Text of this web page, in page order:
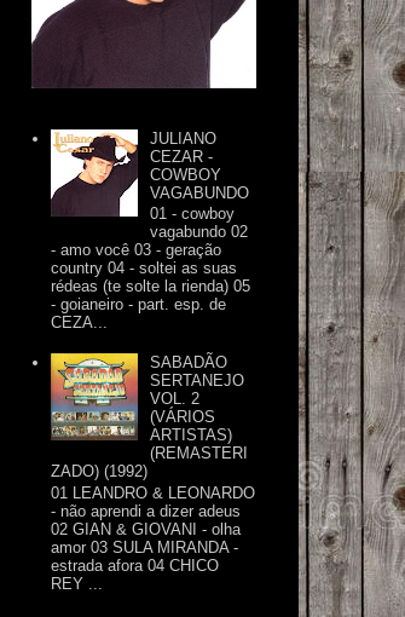
JULIANO
CEZAR -
COWBOY
VAGABUNDO
01 - cowboy
vagabundo 02
- amo você 03 - geração
country 04 - soltei as suas
rédeas (te solte la rienda) 05
- goianeiro - part. esp. de
CEZA...
SABADÃO
SERTANEJO
VOL. 2
(VÁRIOS
ARTISTAS)
(REMASTERI
ZADO) (1992)
01 LEANDRO & LEONARDO
- não aprendi a dizer adeus
02 GIAN & GIOVANI - olha
amor 03 SULA MIRANDA -
estrada afora 04 CHICO
REY ...